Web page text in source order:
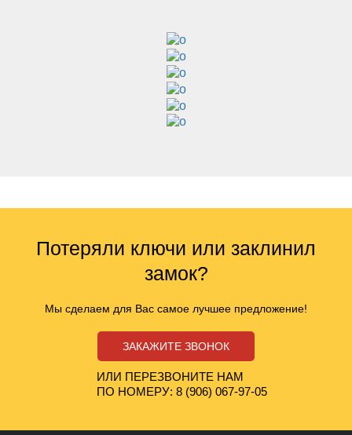
Потеряли ключи или заклинил
замок?
Мы сделаем для Вас самое лучшее предложение!
ЗАКАЖИТЕ ЗВОНОК
ИЛИ ПЕРЕЗВОНИТЕ НАМ
ПО НОМЕРУ: 8 (906) 067-97-05